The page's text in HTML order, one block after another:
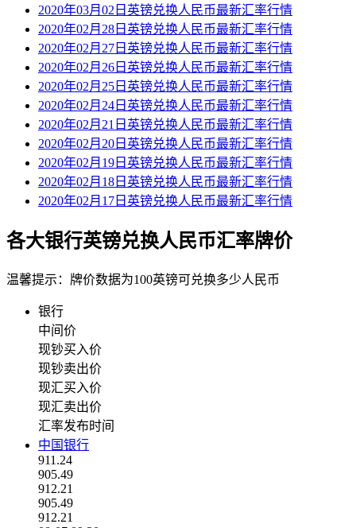
2020年03月02日英镑兑换人民币最新汇率行情
2020年02月28日英镑兑换人民币最新汇率行情
2020年02月27日英镑兑换人民币最新汇率行情
2020年02月26日英镑兑换人民币最新汇率行情
2020年02月25日英镑兑换人民币最新汇率行情
2020年02月24日英镑兑换人民币最新汇率行情
2020年02月21日英镑兑换人民币最新汇率行情
2020年02月20日英镑兑换人民币最新汇率行情
2020年02月19日英镑兑换人民币最新汇率行情
2020年02月18日英镑兑换人民币最新汇率行情
2020年02月17日英镑兑换人民币最新汇率行情
各大银行英镑兑换人民币汇率牌价
温馨提示：牌价数据为100英镑可兑换多少人民币
银行
中间价
现钞买入价
现钞卖出价
现汇买入价
现汇卖出价
汇率发布时间
中国银行
911.24
905.49
912.21
905.49
912.21